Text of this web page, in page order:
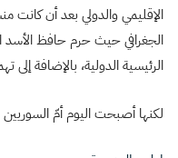
الإقليمي والدولي بعد أن
الجغرافي حيث حرم حافظ
الرئيسية الدولية، بالإضافة إلى
لكنها أصبحت اليوم أمّ